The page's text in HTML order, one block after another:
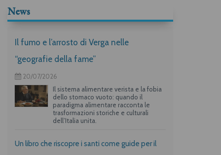
News
Il fumo e l’arrosto di Verga nelle
“geografie della fame”
20/07/2026
Il sistema alimentare verista e la fobia
dello stomaco vuoto: quando il
paradigma alimentare racconta le
trasformazioni storiche e culturali
dell’Italia unita.
Un libro che riscopre i santi come guide per il